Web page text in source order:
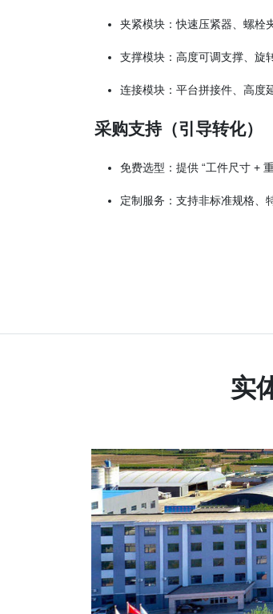
夹紧模块：快速压紧器、螺栓
支撑模块：高度可调支撑、旋
连接模块：平台拼接件、高度
采购支持（引导转化）
免费选型：提供 “工件尺寸 +
定制服务：支持非标准规格、
实